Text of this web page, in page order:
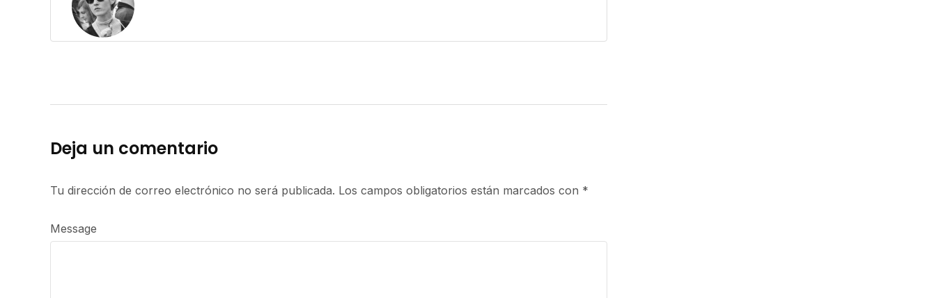
Deja un comentario
Tu dirección de correo electrónico no será publicada. Los campos obligatorios están marcados con *
Message